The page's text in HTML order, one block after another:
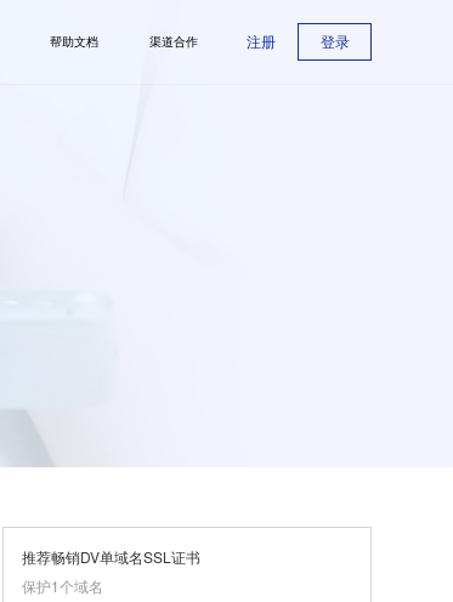
帮助文档 渠道合作 注册 登录
推荐畅销DV单域名SSL证书
保护1个域名